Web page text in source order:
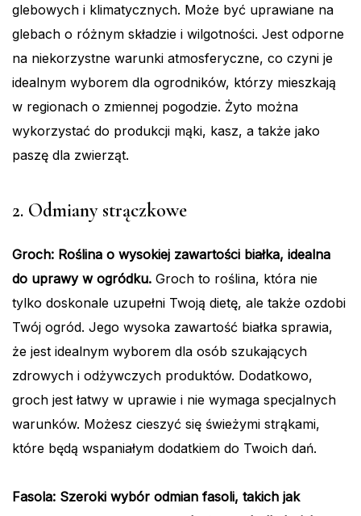
glebowych i klimatycznych. Może być uprawiane na
glebach o różnym składzie i wilgotności. Jest odporne
na niekorzystne warunki atmosferyczne, co czyni je
idealnym wyborem dla ogrodników, którzy mieszkają
w regionach o zmiennej pogodzie. Żyto można
wykorzystać do produkcji mąki, kasz, a także jako
paszę dla zwierząt.
2. Odmiany strączkowe
Groch: Roślina o wysokiej zawartości białka, idealna
do uprawy w ogródku. Groch to roślina, która nie
tylko doskonale uzupełni Twoją dietę, ale także ozdobi
Twój ogród. Jego wysoka zawartość białka sprawia,
że jest idealnym wyborem dla osób szukających
zdrowych i odżywczych produktów. Dodatkowo,
groch jest łatwy w uprawie i nie wymaga specjalnych
warunków. Możesz cieszyć się świeżymi strąkami,
które będą wspaniałym dodatkiem do Twoich dań.
Fasola: Szeroki wybór odmian fasoli, takich jak